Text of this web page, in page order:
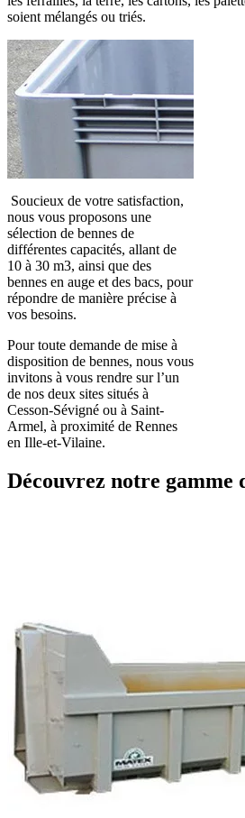
soient mélangés ou triés.
Soucieux de votre satisfaction,
nous vous proposons une
sélection de bennes de
différentes capacités, allant de
10 à 30 m3, ainsi que des
bennes en auge et des bacs, pour
répondre de manière précise à
vos besoins.
Pour toute demande de mise à
disposition de bennes, nous vous
invitons à vous rendre sur l’un
de nos deux sites situés à
Cesson-Sévigné ou à Saint-
Armel, à proximité de Rennes
en Ille-et-Vilaine.
Découvrez notre gamme